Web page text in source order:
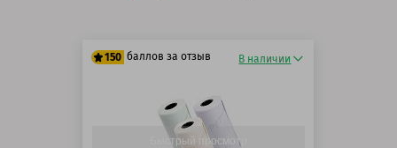
150 баллов за отзыв
125 баллов
150 баллов
В наличии
Быстрый просмотр